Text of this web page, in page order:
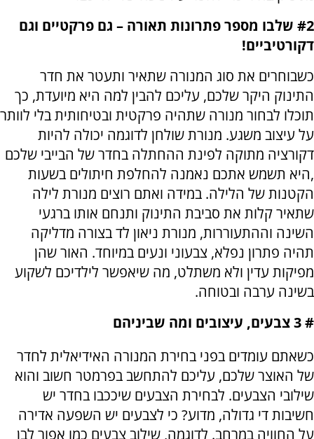
#2 שלבו מספר פתרונות תאורה – גם פרקטיים וגם
דקורטיביים!
כשבוחרים את סוג המנורה שתאיר ותעטר את חדר
התינוק היקר שלכם, עליכם להבין למה היא מיועדת, כך
תוכלו לבחור מנורה שתהיה פרקטית ובטיחותית בלי לוותר
על עיצוב משגע. מנורת שולחן לדוגמה יכולה להיות
דקורציה מתוקה לפינת ההחתלה בחדר של הבייבי שלכם
,היא תשמש אתכם נאמנה להחלפת חיתולים בשעות
הקטנות של הלילה. במידה ואתם רוצים מנורת לילה
שתאיר קלות את סביבת התינוק ותנחם אותו ברגעי
השינה וההתעוררות, מנורת ניאון לד בצורה מדליקה
תהיה פתרון נפלא, צבעוני ונעים במיוחד. האור שהן
מפיקות עדין ולא משתלט, מה שיאפשר לילדיכם לשקוע
בשינה ערבה ובטוחה.
# 3 צבעים, עיצובים ומה שביניהם
כשאתם עומדים בפני בחירת המנורה האידיאלית לחדר
של האוצר שלכם, עליכם להתחשב בפרמטר חשוב והוא
שילובי הצבעים. לבחירת הצבעים שיככבו בחדר יש
חשיבות די גדולה, מדוע? כי לצבעים יש השפעה אדירה
על החוויה במרחב. לדוגמה, שילוב צבעים כמו אפור לבן